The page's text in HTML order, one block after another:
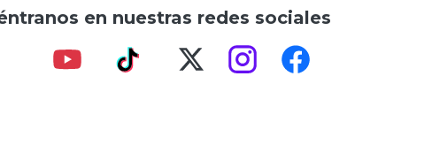
en nuestras redes sociales